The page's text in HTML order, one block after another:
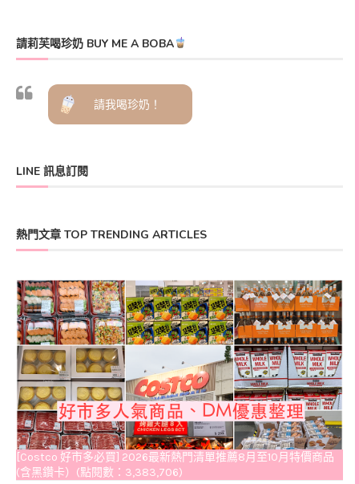
請莉芙喝珍奶 BUY ME A BOBA
請我喝珍奶！
LINE 訊息訂閱
熱門文章 TOP TRENDING ARTICLES
[Costco 好市多必買] 2026最新熱門清單推薦8月至10月特價商品
(含黑鑽卡）(點閱數：3,383,706)